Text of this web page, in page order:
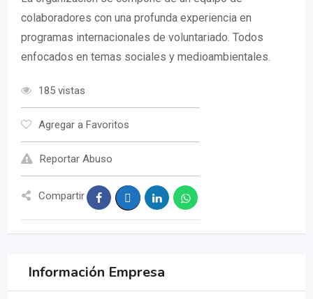
colaboradores con una profunda experiencia en
programas internacionales de voluntariado. Todos
enfocados en temas sociales y medioambientales.
185 vistas
Agregar a Favoritos
Reportar Abuso
Compartir
Información Empresa